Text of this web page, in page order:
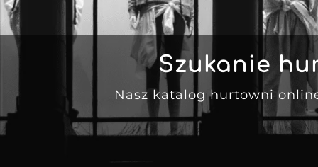
Szukanie
Nasz katalog hurtowni